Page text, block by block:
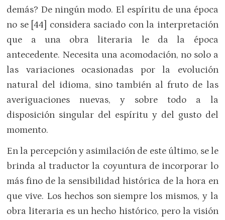
demás? De ningún modo. El espíritu de una época
no se [44] considera saciado con la interpretación
que a una obra literaria le da la época
antecedente. Necesita una acomodación, no solo a
las variaciones ocasionadas por la evolución
natural del idioma, sino también al fruto de las
averiguaciones nuevas, y sobre todo a la
disposición singular del espíritu y del gusto del
momento.
En la percepción y asimilación de este último, se le
brinda al traductor la coyuntura de incorporar lo
más fino de la sensibilidad histórica de la hora en
que vive. Los hechos son siempre los mismos, y la
obra literaria es un hecho histórico, pero la visión